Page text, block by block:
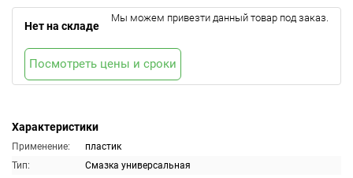
Характеристики
Применение:
пластик
Тип:
Смазка универсальная
Нет на складе
Мы можем привезти данный товар под заказ.
Посмотреть цены и сроки